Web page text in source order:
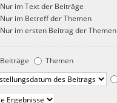
Nur im Text der Beiträge
Nur im Betreff der Themen
Nur im ersten Beitrag der Themen
Beiträge
Themen